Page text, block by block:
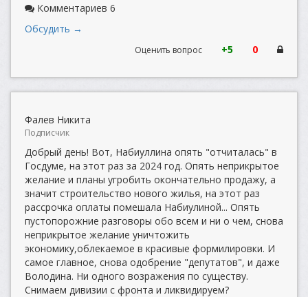
Комментариев 6
Обсудить →
Оценить вопрос +5 0
Фалев Никита
Подписчик
Добрый день! Вот, Набиуллина опять "отчиталась" в
Госдуме, на этот раз за 2024 год. Опять неприкрытое
желание и планы угробить окончательно продажу, а
значит строительство нового жилья, на этот раз
рассрочка оплаты помешала Набиулиной... Опять
пустопорожние разговоры обо всем и ни о чем, снова
неприкрытое желание уничтожить
экономику,облекаемое в красивые формилировки. И
самое главное, снова одобрение "депутатов", и даже
Володина. Ни одного возражения по существу.
Снимаем дивизии с фронта и ликвидируем?